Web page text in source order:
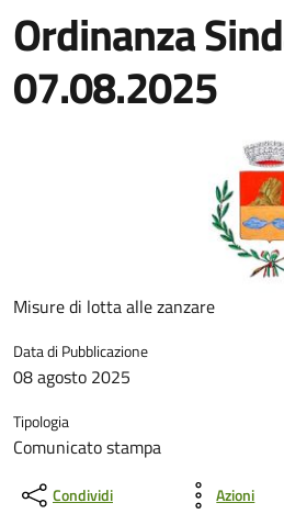
Ordinanza
07.08.2025
Misure di lotta alle zanzare
Data di Pubblicazione
08 agosto 2025
Tipologia
Comunicato stampa
Condividi Azioni